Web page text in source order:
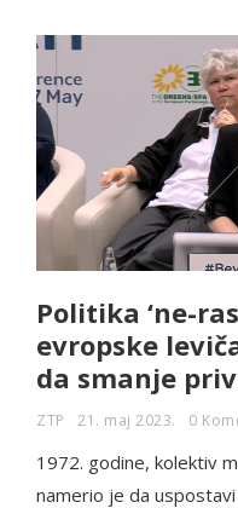
Politika ‘ne-
evropske
da smanje
ZTP 21. maj 2023. 0
1972. godine, kolektiv
namerio je da